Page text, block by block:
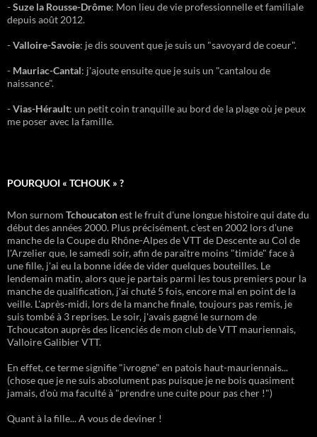
-Suze la Rousse-Drôme: Mon lieu de vie professionnelle et familiale
depuis août 2012.
-Valloire-Savoie: je dis souvent que je suis un "savoyard de coeur".
- Mauriac-Cantal: j'ajoute ensuite que je suis un "cantalou de
naissance".
-Vias-Hérault: un petit coin tranquille au bord de la plage où je peux
me poser avec la famille.
POURQUOI « TCHOUK » ?
Mon surnom Tchoucatonest le fruit d'une longue histoire qui date du
début des années 2000. Plus précisément, c'est en 2002 lors d'une
manche de la Coupe du Rhône-Alpes de VTT de Descente au Col de
l'Arzelier que, le samedi soir, afin de paraître moins "timide" face à
une fille, j'ai eu la bonne idée de vider quelques bouteilles. Le
lendemain matin, alors que je partais parmi les tous premiers pour la
manche de qualification, j'ai chuté 5 fois, encore mal en point de la
veille. L'après-midi, lors de la manche finale, toujours pas remis, je
suis tombé à 3 reprises. Le soir, j'avais gagné le surnom de
Tchoucaton auprès des licenciés de mon club de VTT mauriennais,
Valloire Galibier VTT.
En effet, ce terme signifie "ivrogne" en patois haut-mauriennais...
(chose que je ne suis absolument pas puisque je ne bois quasiment
jamais, d'où ma faculté à "prendre une cuite pour pas cher !")
Quant à la fille... A vous de deviner !